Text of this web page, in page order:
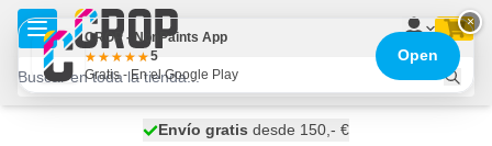
Ir al contenido
se envía mañana
Envío gratis desde 150,- €
100 días
×
CROP - NonPaints App
5
Gratis - En el Google Play
Open